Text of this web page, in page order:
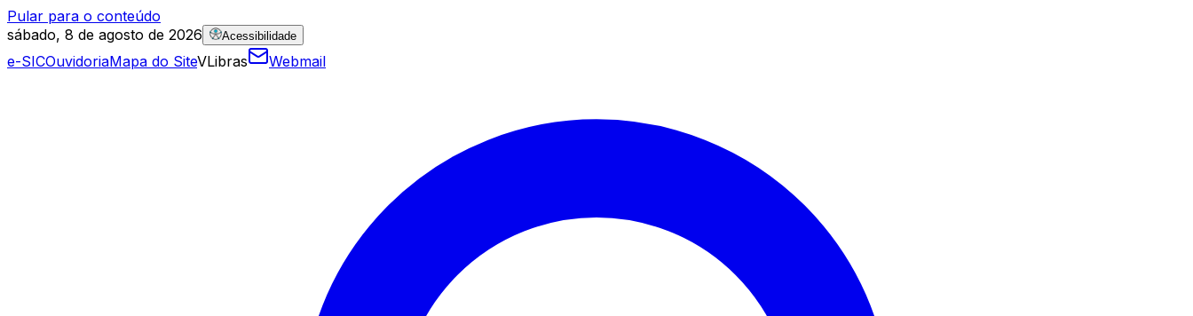
Pular para o conteúdo
sábado, 8 de agosto de 2026
Acessibilidade
e-SICOuvidoriaMapa do SiteVLibras Webmail